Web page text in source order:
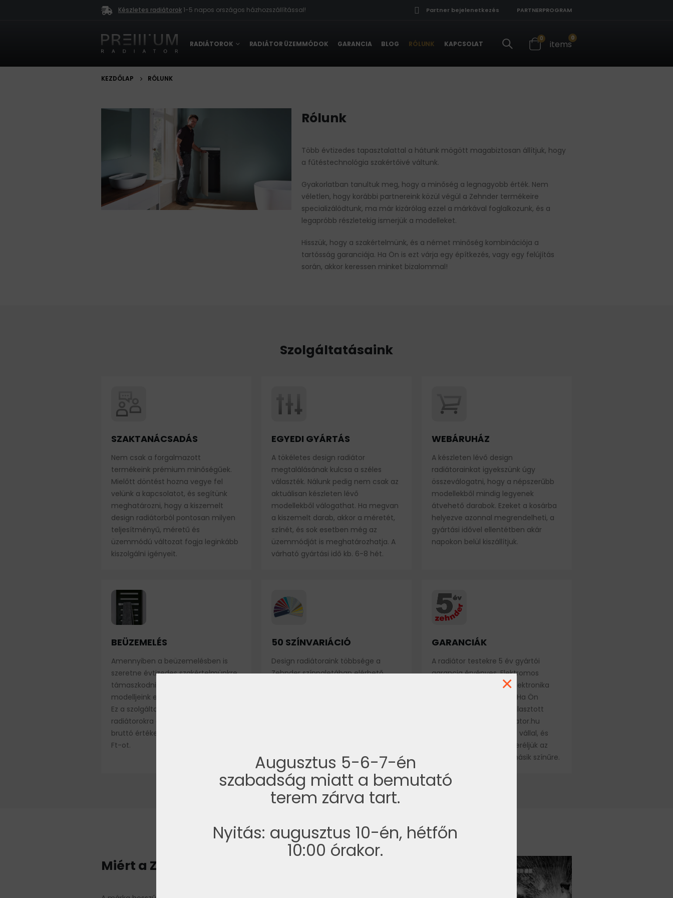
Készletes radiátorok 1-5 napos országos házhozszállítással!  Partner bejelenetkezés PARTNERPROGRAM
RADIÁTOROK RADIÁTOR ÜZEMMÓDOK GARANCIA BLOG RÓLUNK KAPCSOLAT
0 0
items
KEZDŐLAP RÓLUNK
Rólunk
Több évtizedes tapasztalattal a hátunk mögött magabiztosan állítjuk, hogy
a fűtéstechnológia szakértőivé váltunk.
Gyakorlatban tanultuk meg, hogy a minőség a legnagyobb érték. Nem
véletlen, hogy korábbi partnereink közül végül a Zehnder termékeire
specializálódtunk, ma már kizárólag ezzel a márkával foglalkozunk, és a
legapróbb részletekig ismerjük a modelleket.
Hisszük, hogy a szakértelmünk, és a német minőség kombinációja a
tartósság garanciája. Ha Ön is ezt várja egy építkezés, vagy egy felújítás
során, akkor keressen minket bizalommal!
Szolgáltatásaink
SZAKTANÁCSADÁS
Nem csak a forgalmazott
termékeink prémium minőségűek.
Mielőtt döntést hozna vegye fel
velünk a kapcsolatot, és segítünk
meghatározni, hogy a kiszemelt
design radiátorból pontosan milyen
teljesítményű, méretű és
üzemmódú változat fogja leginkább
kiszolgálni igényeit.
EGYEDI GYÁRTÁS
A tökéletes design radiátor
megtalálásának kulcsa a széles
választék. Nálunk pedig nem csak az
aktuálisan készleten lévő
modellekből válogathat. Ha megvan
a kiszemelt darab, akkor a méretét,
színét, és sok esetben még az
üzemmódját is meghatározhatja. A
várható gyártási idő kb. 6-8 hét.
WEBÁRUHÁZ
A készleten lévő design
radiátorainkat igyekszünk úgy
összeválogatni, hogy a népszerűbb
modellekből mindig legyenek
átvehető darabok. Ezeket a kosárba
helyezve azonnal megrendelheti, a
gyártási idővel ellentétben akár
napokon belül kiszállítjuk.
BEÜZEMELÉS
Amennyiben a beüzemelésben is
szeretne évtizedes szakértelmünkre
támaszkodni, úgy elektromos
modelljeink esetében ezt is kérheti.
Ez a szolgáltatás azokra a design
radiátorokra érvényes, amelyeknek a
bruttó értéke meghaladja a 200 000
Ft-ot.
50 SZÍNVARIÁCIÓ
Design radiátoraink többsége a
Zehnder színpaletában elérhető
GARANCIÁK
A radiátor testekre 5 év gyártói
garancia érvényes. Elektromos
modellek esetében az elektronika
külön garanciát is élvez. Ha Ön
mégsem elégedett a választott
színnel, a Preimum-radiator.hu
csapata színgaranciát is vállal, és
akár díjmentesen is kicseréljük az
adott design radiátort másik színűre.
Miért a Zehnder termékeire specializálódtunk?
×
Augusztus 5-6-7-én
szabadság miatt a bemutató
terem zárva tart.
Nyitás: augusztus 10-én, hétfőn
10:00 órakor.